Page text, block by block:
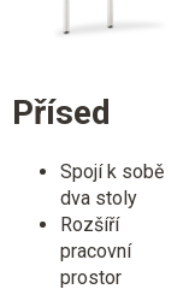
Přísed
Spojí k sobě
dva stoly
Rozšíří
pracovní
prostor